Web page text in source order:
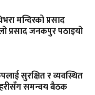
मन्दिरको प्रसाद
प्रसाद जनकपुर पठाइयो
सुरक्षित र व्यवस्थित
समन्वय बैठक